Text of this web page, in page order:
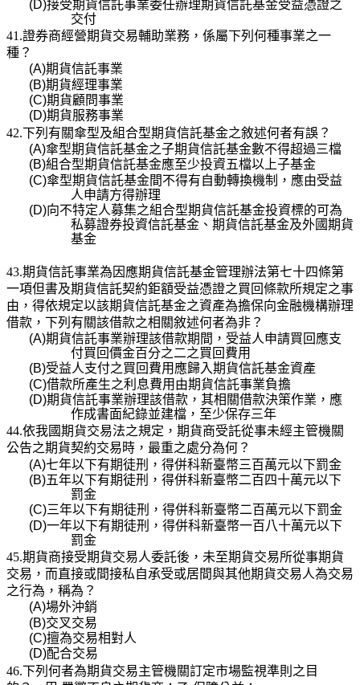
(D)接受期貨信託事業委任辦理期貨信託基金受益憑證之
交付
41.證券商經營期貨交易輔助業務，係屬下列何種事業之一
種？
(A)期貨信託事業
(B)期貨經理事業
(C)期貨顧問事業
(D)期貨服務事業
42.下列有關傘型及組合型期貨信託基金之敘述何者有誤？
(A)傘型期貨信託基金之子期貨信託基金數不得超過三檔
(B)組合型期貨信託基金應至少投資五檔以上子基金
(C)傘型期貨信託基金間不得有自動轉換機制，應由受益
人申請方得辦理
(D)向不特定人募集之組合型期貨信託基金投資標的可為
私募證券投資信託基金、期貨信託基金及外國期貨
基金
43.期貨信託事業為因應期貨信託基金管理辦法第七十四條第
一項但書及期貨信託契約鉅額受益憑證之買回條款所規定之事
由，得依規定以該期貨信託基金之資產為擔保向金融機構辦理
借款，下列有關該借款之相關敘述何者為非？
(A)期貨信託事業辦理該借款期間，受益人申請買回應支
付買回價金百分之二之買回費用
(B)受益人支付之買回費用應歸入期貨信託基金資產
(C)借款所產生之利息費用由期貨信託事業負擔
(D)期貨信託事業辦理該借款，其相關借款決策作業，應
作成書面紀錄並建檔，至少保存三年
44.依我國期貨交易法之規定，期貨商受託從事未經主管機關
公告之期貨契約交易時，最重之處分為何？
(A)七年以下有期徒刑，得併科新臺幣三百萬元以下罰金
(B)五年以下有期徒刑，得併科新臺幣二百四十萬元以下
罰金
(C)三年以下有期徒刑，得併科新臺幣二百萬元以下罰金
(D)一年以下有期徒刑，得併科新臺幣一百八十萬元以下
罰金
45.期貨商接受期貨交易人委託後，未至期貨交易所從事期貨
交易，而直接或間接私自承受或居間與其他期貨交易人為交易
之行為，稱為？
(A)場外沖銷
(B)交叉交易
(C)擅為交易相對人
(D)配合交易
46.下列何者為期貨交易主管機關訂定市場監視準則之目